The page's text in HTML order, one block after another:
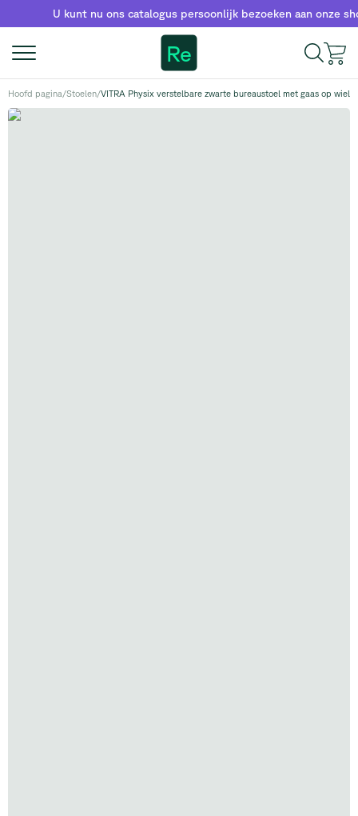
U kunt nu ons catalogus persoonlijk bezoeken aan onze
Re
Hoofd pagina/Stoelen/VITRA Physix verstelbare zwarte bureaustoel met gaas op